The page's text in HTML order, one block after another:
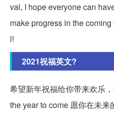
val, I hope everyone can
make progress in the
l!
2021祝福英文?
希望新年祝福给你带来欢乐
the year to come 愿你在未